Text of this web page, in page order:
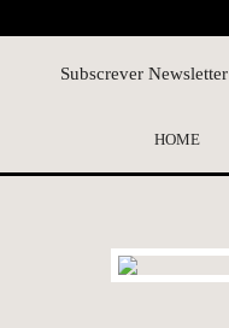
Subscrever Newsletter
HOME